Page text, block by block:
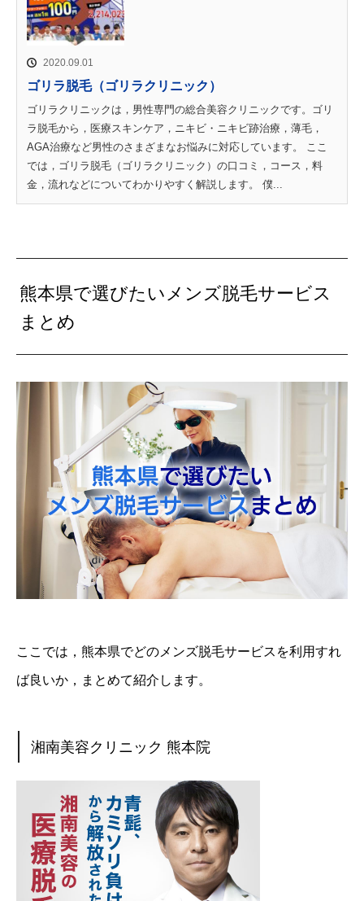
2020.09.01
ゴリラ脱毛（ゴリラクリニック）
ゴリラクリニックは，男性専門の総合美容クリニックです。ゴリ
ラ脱毛から，医療スキンケア，ニキビ・ニキビ跡治療，薄毛，
AGA治療など男性のさまざまなお悩みに対応しています。 ここ
では，ゴリラ脱毛（ゴリラクリニック）の口コミ，コース，料
金，流れなどについてわかりやすく解説します。 僕...
熊本県で選びたいメンズ脱毛サービス
まとめ
ここでは，熊本県でどのメンズ脱毛サービスを利用すれ
ば良いか，まとめて紹介します。
湘南美容クリニック 熊本院